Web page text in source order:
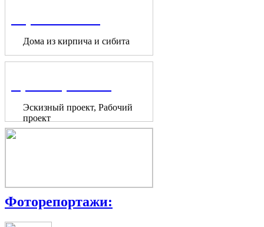
Дома из кирпича и сибита
Эскизный проект, Рабочий
проект
Фоторепортажи: